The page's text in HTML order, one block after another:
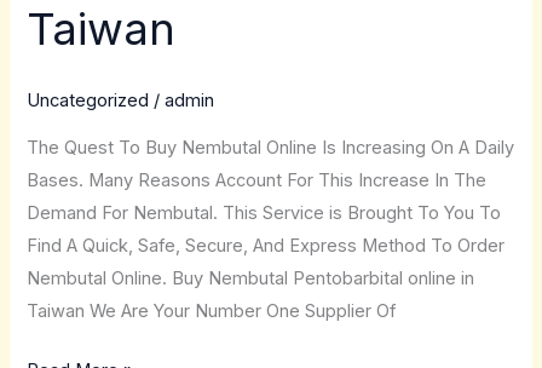
Taiwan
Uncategorized /admin
The Quest To Buy Nembutal Online Is Increasing On A Daily
Bases. Many Reasons Account For This Increase In The
Demand For Nembutal. This Service is Brought To You To
Find A Quick, Safe, Secure, And Express Method To Order
Nembutal Online. Buy Nembutal Pentobarbital online in
Taiwan We Are Your Number One Supplier Of